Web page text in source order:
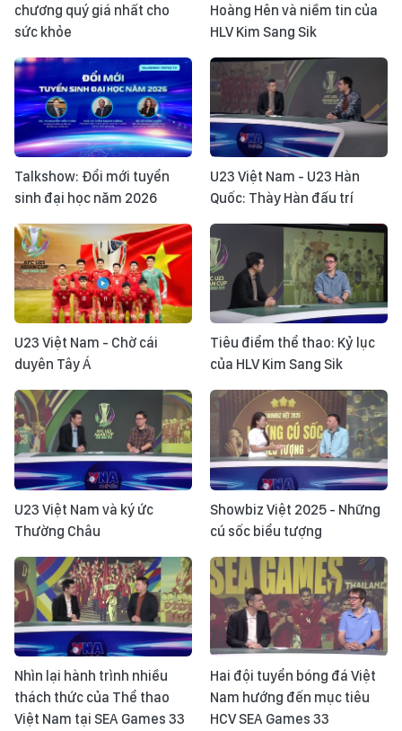
chương quý giá nhất cho
sức khỏe
Hoàng Hên và niềm tin của
HLV Kim Sang Sik
Talkshow: Đổi mới tuyển
sinh đại học năm 2026
U23 Việt Nam - U23 Hàn
Quốc: Thày Hàn đấu trí
U23 Việt Nam - Chờ cái
duyên Tây Á
Tiêu điểm thể thao: Kỷ lục
của HLV Kim Sang Sik
U23 Việt Nam và ký ức
Thường Châu
Showbiz Việt 2025 - Những
cú sốc biểu tượng
Nhìn lại hành trình nhiều
thách thức của Thể thao
Việt Nam tại SEA Games 33
Hai đội tuyển bóng đá Việt
Nam hướng đến mục tiêu
HCV SEA Games 33